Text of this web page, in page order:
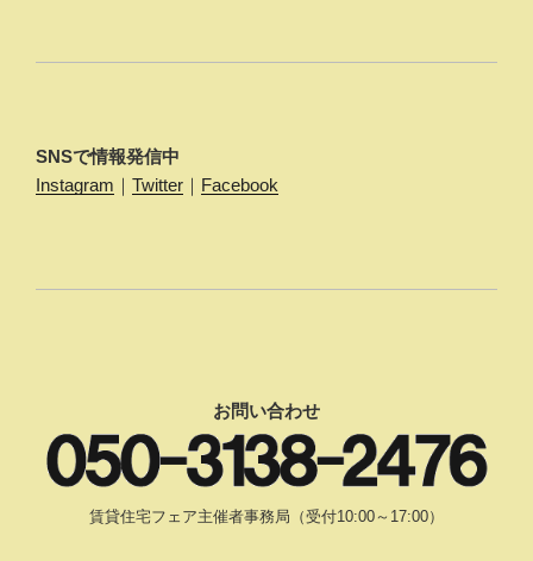
SNSで情報発信中
Instagram ｜ Twitter ｜ Facebook
お問い合わせ
賃貸住宅フェア主催者事務局（受付10:00～17:00）